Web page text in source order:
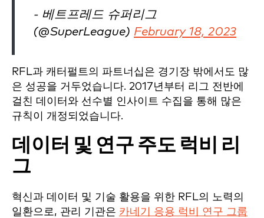
- 베트프레드 슈퍼리그
(@SuperLeague) February 18, 2023
RFL과 캐터펄트의 파트너십은 경기장 밖에서도 많
은 성공을 거두었습니다. 2017년부터 리그 전반에
걸친 데이터와 선수별 인사이트 수집을 통해 많은
규칙이 개정되었습니다.
데이터 및 연구 주도 럭비 리
그
혁신과 데이터 및 기술 활용을 위한 RFL의 노력의
일환으로, 관리 기관은 카네기 응용 럭비 연구 그룹